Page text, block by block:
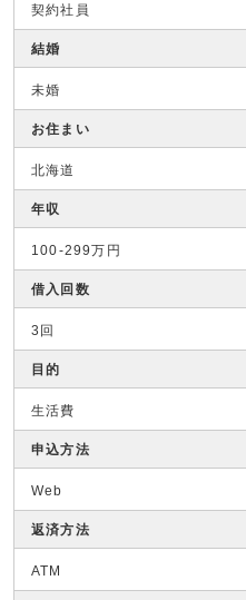
契約社員
結婚
未婚
お住まい
北海道
年収
100-299万円
借入回数
3回
目的
生活費
申込方法
Web
返済方法
ATM